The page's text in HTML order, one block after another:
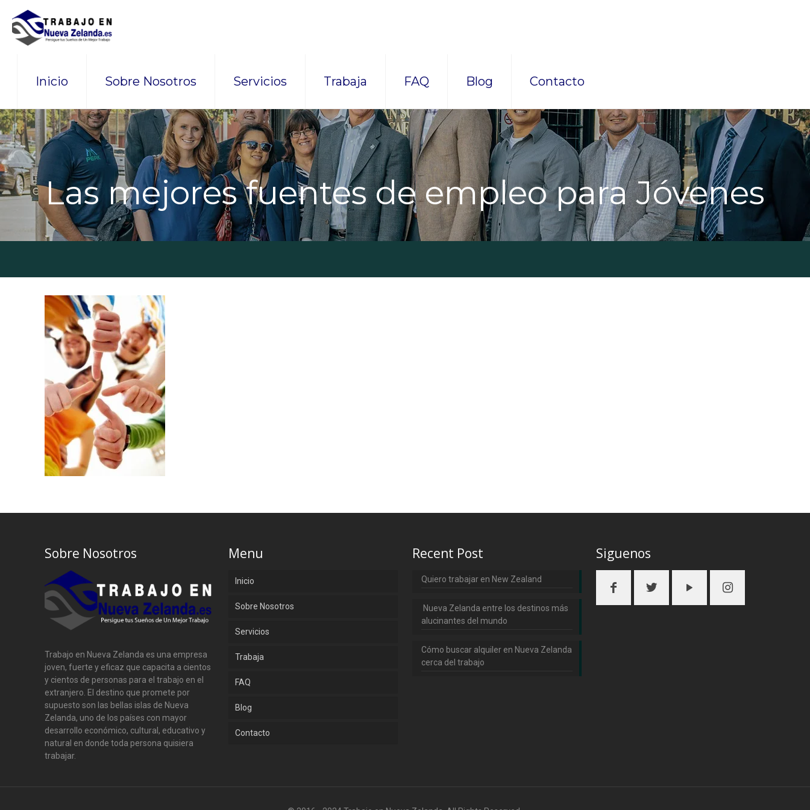
Inicio Sobre Nosotros Servicios Trabaja FAQ Blog Contacto
Las mejores fuentes de empleo para Jóvenes
Sobre Nosotros
Trabajo en Nueva Zelanda es una empresa
joven, fuerte y eficaz que capacita a cientos
y cientos de personas para el trabajo en el
extranjero. El destino que promete por
supuesto son las bellas islas de Nueva
Zelanda, uno de los países con mayor
desarrollo económico, cultural, educativo y
natural en donde toda persona quisiera
trabajar.
Menu
Inicio
Sobre Nosotros
Servicios
Trabaja
FAQ
Blog
Contacto
Recent Post
Quiero trabajar en New Zealand
Nueva Zelanda entre los destinos más
alucinantes del mundo
Cómo buscar alquiler en Nueva Zelanda
cerca del trabajo
Siguenos